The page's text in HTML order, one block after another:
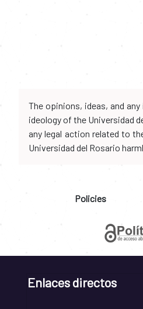
The opinions, ideas, and
ideology of the Universidad
any legal action related to
Universidad del Rosario
Policies
Enlaces directos